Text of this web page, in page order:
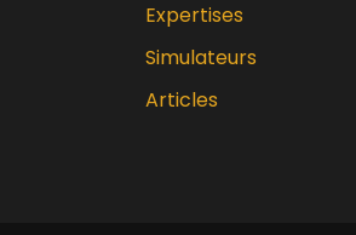
Expertises
Simulateurs
Articles